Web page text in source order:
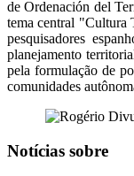
de Ordenación del
tema central "Cultura
pesquisadores
planejamento
pela formulação de
comunidades
Notícias sobre